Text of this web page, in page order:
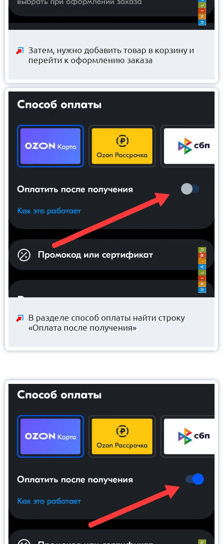
Затем, нужно добавить товар в корзину и
перейти к оформлению заказа
В разделе способ оплаты найти строку
«Оплата после получения»